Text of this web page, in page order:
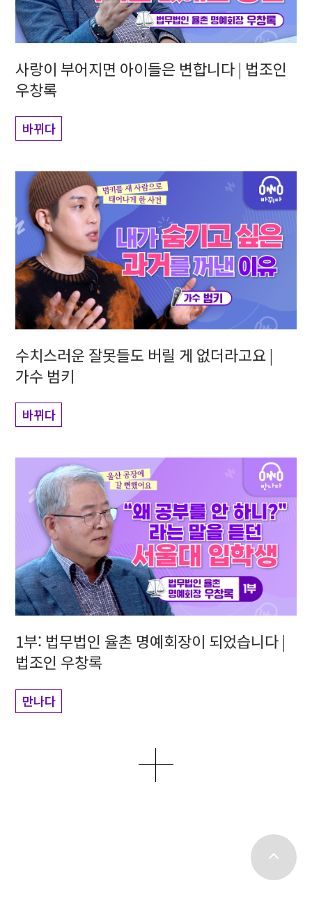
사랑이 부어지면 아이들은 변합니다 | 법조인
우창록
바뀌다
수치스러운 잘못들도 버릴 게 없더라고요 |
가수 범키
바뀌다
1부: 법무법인 율촌 명예회장이 되었습니다 |
법조인 우창록
만나다